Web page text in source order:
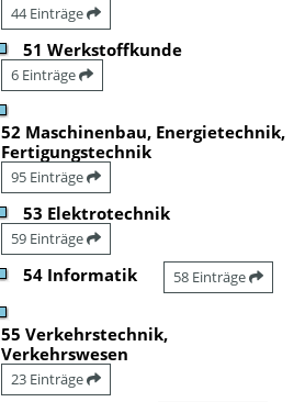
44 Einträge
51 Werkstoffkunde
6 Einträge
52 Maschinenbau, Energietechnik,
Fertigungstechnik
95 Einträge
53 Elektrotechnik
59 Einträge
54 Informatik 58 Einträge
55 Verkehrstechnik,
Verkehrswesen
23 Einträge